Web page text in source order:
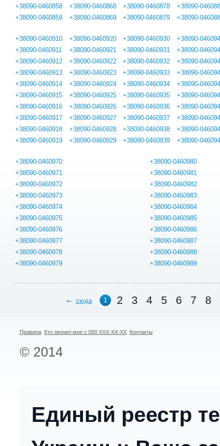
+38090-0460858
+38090-0460859
+38090-0460868
+38090-0460869
+38090-0460878
+38090-0460879
+38090-
+38090-
+38090-0460910
+38090-0460911
+38090-0460912
+38090-0460913
+38090-0460914
+38090-0460915
+38090-0460916
+38090-0460917
+38090-0460918
+38090-0460919
+38090-0460920
+38090-0460921
+38090-0460922
+38090-0460923
+38090-0460924
+38090-0460925
+38090-0460926
+38090-0460927
+38090-0460928
+38090-0460929
+38090-0460930
+38090-0460931
+38090-0460932
+38090-0460933
+38090-0460934
+38090-0460935
+38090-0460936
+38090-0460937
+38090-0460938
+38090-0460939
+38090-
+38090-
+38090-
+38090-
+38090-
+38090-
+38090-
+38090-
+38090-
+38090-
+38090-0460970
+38090-0460971
+38090-0460972
+38090-0460973
+38090-0460974
+38090-0460975
+38090-0460976
+38090-0460977
+38090-0460978
+38090-0460979
+38090-0460980
+38090-0460981
+38090-0460982
+38090-0460983
+38090-0460984
+38090-0460985
+38090-0460986
+38090-0460987
+38090-0460988
+38090-0460989
сюда 1 2 3 4 5 6 7 8
Правила Кто звонил мне с 050 XXX-XX-XX Контакты
© 2014
Единый реестр